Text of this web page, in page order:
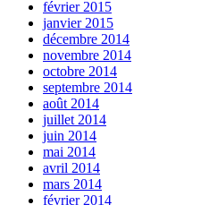
février 2015
janvier 2015
décembre 2014
novembre 2014
octobre 2014
septembre 2014
août 2014
juillet 2014
juin 2014
mai 2014
avril 2014
mars 2014
février 2014